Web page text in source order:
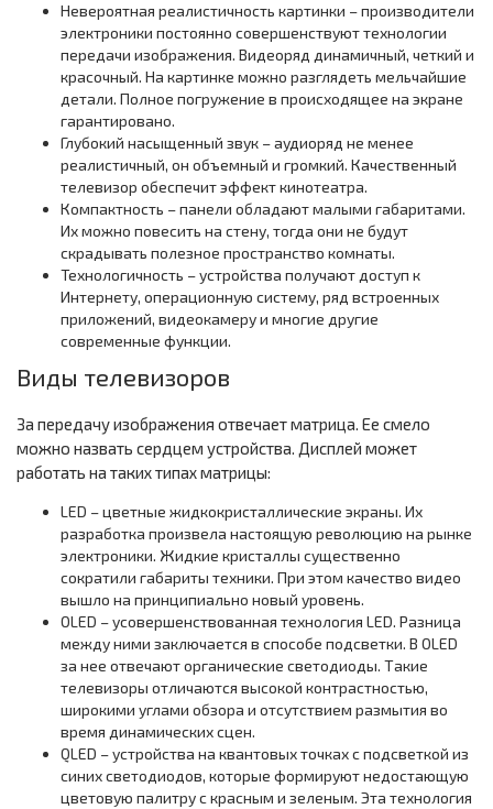
Невероятная реалистичность картинки – производители
электроники постоянно совершенствуют технологии
передачи изображения. Видеоряд динамичный, четкий и
красочный. На картинке можно разглядеть мельчайшие
детали. Полное погружение в происходящее на экране
гарантировано.
Глубокий насыщенный звук – аудиоряд не менее
реалистичный, он объемный и громкий. Качественный
телевизор обеспечит эффект кинотеатра.
Компактность – панели обладают малыми габаритами.
Их можно повесить на стену, тогда они не будут
скрадывать полезное пространство комнаты.
Технологичность – устройства получают доступ к
Интернету, операционную систему, ряд встроенных
приложений, видеокамеру и многие другие
современные функции.
Виды телевизоров
За передачу изображения отвечает матрица. Ее смело
можно назвать сердцем устройства. Дисплей может
работать на таких типах матрицы:
LED – цветные жидкокристаллические экраны. Их
разработка произвела настоящую революцию на рынке
электроники. Жидкие кристаллы существенно
сократили габариты техники. При этом качество видео
вышло на принципиально новый уровень.
OLED – усовершенствованная технология LED. Разница
между ними заключается в способе подсветки. В OLED
за нее отвечают органические светодиоды. Такие
телевизоры отличаются высокой контрастностью,
широкими углами обзора и отсутствием размытия во
время динамических сцен.
QLED – устройства на квантовых точках с подсветкой из
синих светодиодов, которые формируют недостающую
цветовую палитру с красным и зеленым. Эта технология